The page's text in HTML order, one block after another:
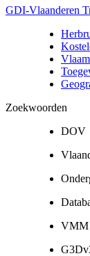
GDI-Vlaanderen
Zoekwoorden
DOV
VMM